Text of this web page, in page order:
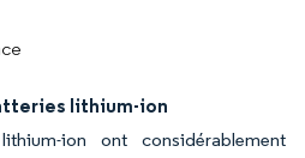
lithium-ion
ion ont considérablement